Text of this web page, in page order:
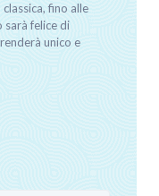
fino alle
sarà felice di
unico e